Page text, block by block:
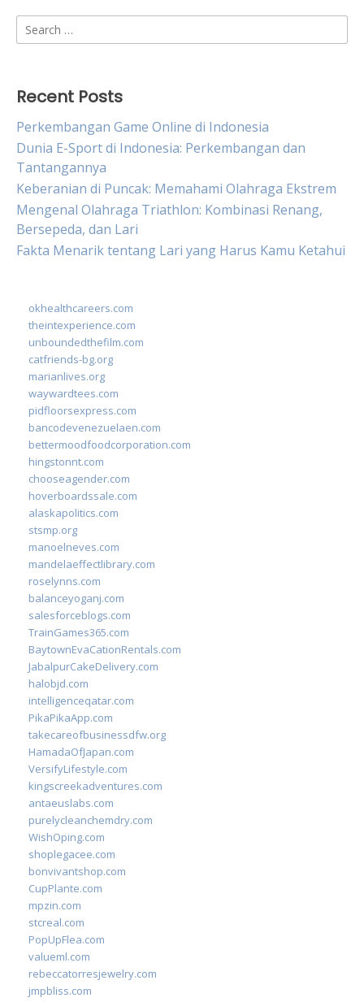
Search
for:
Recent Posts
Perkembangan Game Online di Indonesia
Dunia E-Sport di Indonesia: Perkembangan dan
Tantangannya
Keberanian di Puncak: Memahami Olahraga Ekstrem
Mengenal Olahraga Triathlon: Kombinasi Renang,
Bersepeda, dan Lari
Fakta Menarik tentang Lari yang Harus Kamu Ketahui
okhealthcareers.com
theintexperience.com
unboundedthefilm.com
catfriends-bg.org
marianlives.org
waywardtees.com
pidfloorsexpress.com
bancodevenezuelaen.com
bettermoodfoodcorporation.com
hingstonnt.com
chooseagender.com
hoverboardssale.com
alaskapolitics.com
stsmp.org
manoelneves.com
mandelaeffectlibrary.com
roselynns.com
balanceyoganj.com
salesforceblogs.com
TrainGames365.com
BaytownEvaCationRentals.com
JabalpurCakeDelivery.com
halobjd.com
intelligenceqatar.com
PikaPikaApp.com
takecareofbusinessdfw.org
HamadaOfJapan.com
VersifyLifestyle.com
kingscreekadventures.com
antaeuslabs.com
purelycleanchemdry.com
WishOping.com
shoplegacee.com
bonvivantshop.com
CupPlante.com
mpzin.com
stcreal.com
PopUpFlea.com
valueml.com
rebeccatorresjewelry.com
jmpbliss.com